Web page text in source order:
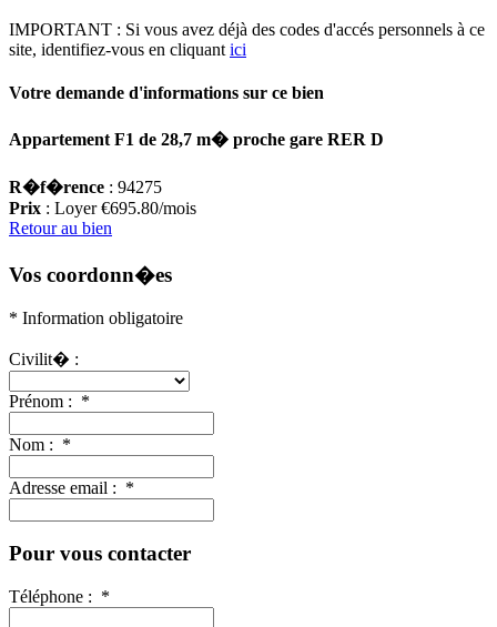
IMPORTANT : Si vous avez déjà des codes d'accés personnels à ce
site, identifiez-vous en cliquant ici
Votre demande d'informations sur ce bien
Appartement F1 de 28,7 m� proche gare RER D
R�f�rence : 94275
Prix : Loyer €695.80/mois
Retour au bien
Vos coordonn�es
* Information obligatoire
Civilit� :
Prénom : *
Nom : *
Adresse email : *
Pour vous contacter
Téléphone : *